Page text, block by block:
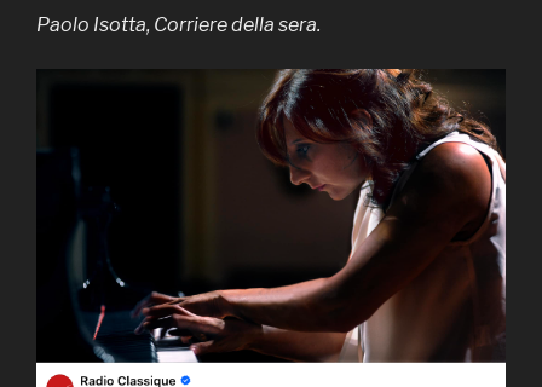
Paolo Isotta, Corriere della sera.